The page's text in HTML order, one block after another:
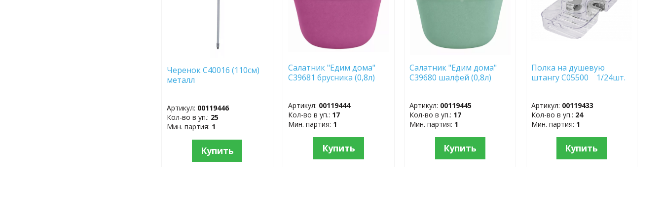
Черенок С40016 (110см)
металл
Артикул: 00119446
Кол-во в уп.: 25
Мин. партия: 1
Купить
Салатник "Едим дома"
С39681 брусника (0,8л)
Артикул: 00119444
Кол-во в уп.: 17
Мин. партия: 1
Купить
Салатник "Едим дома"
С39680 шалфей (0,8л)
Артикул: 00119445
Кол-во в уп.: 17
Мин. партия: 1
Купить
Полка на душевую
штангу С05500 1/24шт.
Артикул: 00119433
Кол-во в уп.: 24
Мин. партия: 1
Купить